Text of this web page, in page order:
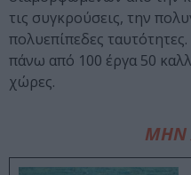
τις συγκρούσεις, την
πολυεπίπεδες
πάνω από 100 έργα 50
χώρες.
ΜΗΝ